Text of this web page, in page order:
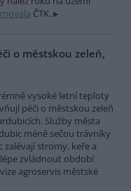
ČTK.
o městskou zeleň,
vysoké letní teploty
péči o městskou zeleň
Služby města
méně sečou trávníky
zalévají stromy, keře a
zvládnout období
agroservis městské